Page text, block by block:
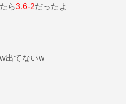
ら3.6-2だったよ
出てないw